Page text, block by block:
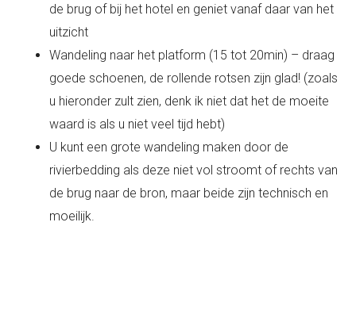
de brug of bij het hotel en geniet vanaf daar van het
uitzicht
Wandeling naar het platform (15 tot 20min) – draag
goede schoenen, de rollende rotsen zijn glad! (zoals
u hieronder zult zien, denk ik niet dat het de moeite
waard is als u niet veel tijd hebt)
U kunt een grote wandeling maken door de
rivierbedding als deze niet vol stroomt of rechts van
de brug naar de bron, maar beide zijn technisch en
moeilijk.